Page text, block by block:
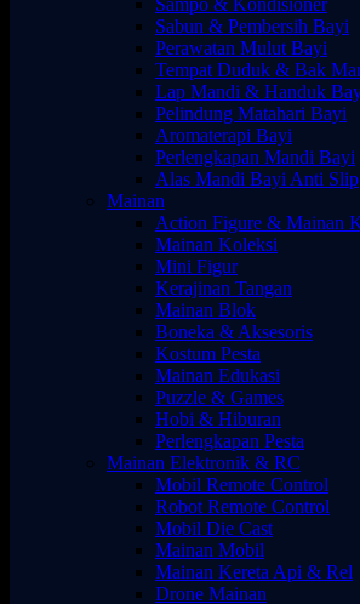
Sampo & Kondisioner
Sabun & Pembersih Bayi
Perawatan Mulut Bayi
Tempat Duduk & Bak
Lap Mandi & Handuk
Pelindung Matahari Bayi
Aromaterapi Bayi
Perlengkapan Mandi Bayi
Alas Mandi Bayi Anti Slip
Mainan
Action Figure & Mainan
Mainan Koleksi
Mini Figur
Kerajinan Tangan
Mainan Blok
Boneka & Aksesoris
Kostum Pesta
Mainan Edukasi
Puzzle & Games
Hobi & Hiburan
Perlengkapan Pesta
Mainan Elektronik & RC
Mobil Remote Control
Robot Remote Control
Mobil Die Cast
Mainan Mobil
Mainan Kereta Api & Rel
Drone Mainan